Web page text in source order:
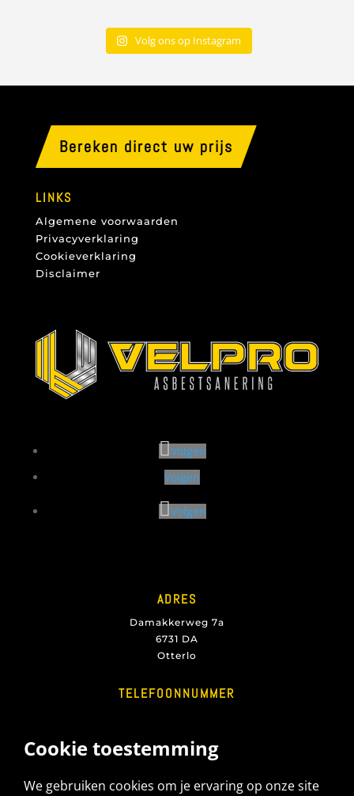
Volg ons op Instagram
Bereken direct uw prijs
LINKS
Algemene voorwaarden
Privacyverklaring
Cookieverklaring
Disclaimer
Volgen
Volgen
Volgen
ADRES
Damakkerweg 7a
6731 DA
Otterlo
TELEFOONNUMMER
E-MAIL